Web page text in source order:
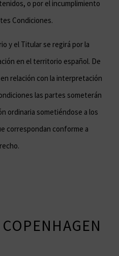
o por el incumplimiento
Condiciones.
y el Titular se regirá por la
en el territorio español. De
relación con la interpretación
las partes someterán
ordinaria sometiéndose a los
correspondan conforme a